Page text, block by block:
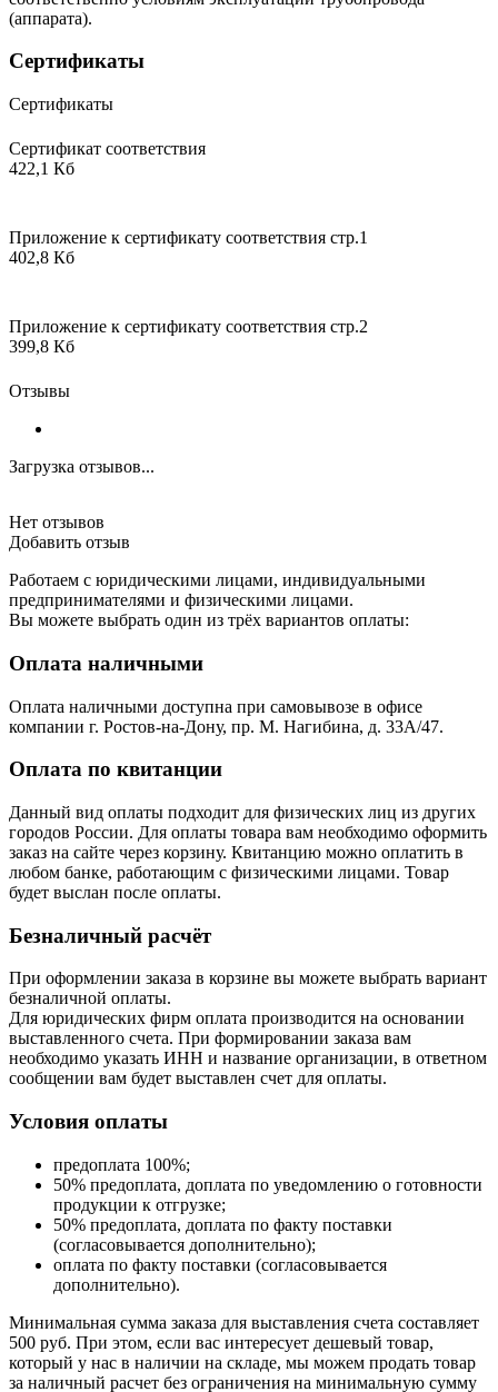
(аппарата).
Сертификаты
Сертификаты
Сертификат соответствия
422,1 Кб
Приложение к сертификату соответствия стр.1
402,8 Кб
Приложение к сертификату соответствия стр.2
399,8 Кб
Отзывы
Загрузка отзывов...
Нет отзывов
Добавить отзыв
Работаем с юридическими лицами, индивидуальными
предпринимателями и физическими лицами.
Вы можете выбрать один из трёх вариантов оплаты:
Оплата наличными
Оплата наличными доступна при самовывозе в офисе
компании г. Ростов-на-Дону, пр. М. Нагибина, д. 33А/47.
Оплата по квитанции
Данный вид оплаты подходит для физических лиц из других
городов России. Для оплаты товара вам необходимо оформить
заказ на сайте через корзину. Квитанцию можно оплатить в
любом банке, работающим с физическими лицами. Товар
будет выслан после оплаты.
Безналичный расчёт
При оформлении заказа в корзине вы можете выбрать вариант
безналичной оплаты.
Для юридических фирм оплата производится на основании
выставленного счета. При формировании заказа вам
необходимо указать ИНН и название организации, в ответном
сообщении вам будет выставлен счет для оплаты.
Условия оплаты
предоплата 100%;
50% предоплата, доплата по уведомлению о готовности
продукции к отгрузке;
50% предоплата, доплата по факту поставки
(согласовывается дополнительно);
оплата по факту поставки (согласовывается
дополнительно).
Минимальная сумма заказа для выставления счета составляет
500 руб. При этом, если вас интересует дешевый товар,
который у нас в наличии на складе, мы можем продать товар
за наличный расчет без ограничения на минимальную сумму